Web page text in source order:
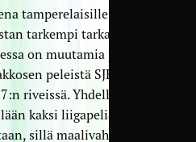
tamperelaisille melko
tarkempi tarkastelu
on muutamia pelaajia,
peleistä SJK:n
riveissä. Yhdellä
kaksi liigapeliä
sillä maalivahti